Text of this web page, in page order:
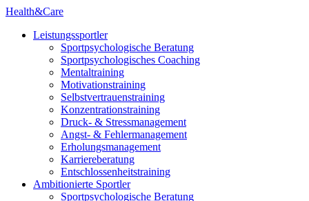
Health&Care
Leistungssportler
Sportpsychologische Beratung
Sportpsychologisches Coaching
Mentaltraining
Motivationstraining
Selbstvertrauenstraining
Konzentrationstraining
Druck- & Stressmanagement
Angst- & Fehlermanagement
Erholungsmanagement
Karriereberatung
Entschlossenheitstraining
Ambitionierte Sportler
Sportpsychologische Beratung